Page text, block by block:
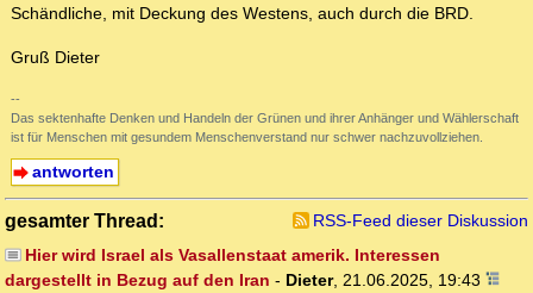
Schändliche, mit Deckung des Westens, auch durch die BRD.
Gruß Dieter
--
Das sektenhafte Denken und Handeln der Grünen und ihrer Anhänger und Wählerschaft
ist für Menschen mit gesundem Menschenverstand nur schwer nachzuvollziehen.
antworten
gesamter Thread:
RSS-Feed dieser Diskussion
Hier wird Israel als Vasallenstaat amerik. Interessen
dargestellt in Bezug auf den Iran - Dieter, 21.06.2025, 19:43